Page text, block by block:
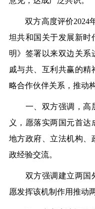
双方高度评价2024年
坦共和国关于发展新时
明》签署以来双边关系
戚与共、互利共赢的
略合作伙伴关系，推动
一、双方强调，高
义，愿落实两国元首
地方政府、立法机构、
政经验交流。
双方强调建立两国外
愿发挥该机制作用推动